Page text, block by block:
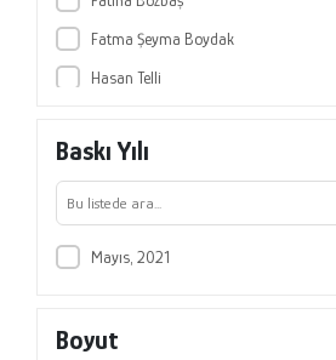
Fatma Şeyma Boydak
Hasan Telli
Muhammet Aydoğan
Mücahit Yüksel
Osman Ülkü
Özkan Dayı
Yakup Özsaraç
Baskı Yılı
Mayıs, 2021
Boyut